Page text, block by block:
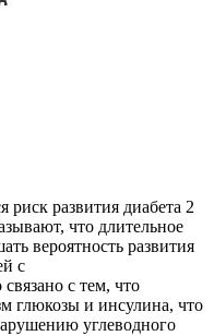
риск развития диабета 2
что длительное
вероятность развития
с
с тем, что
глюкозы и инсулина, что
углеводного